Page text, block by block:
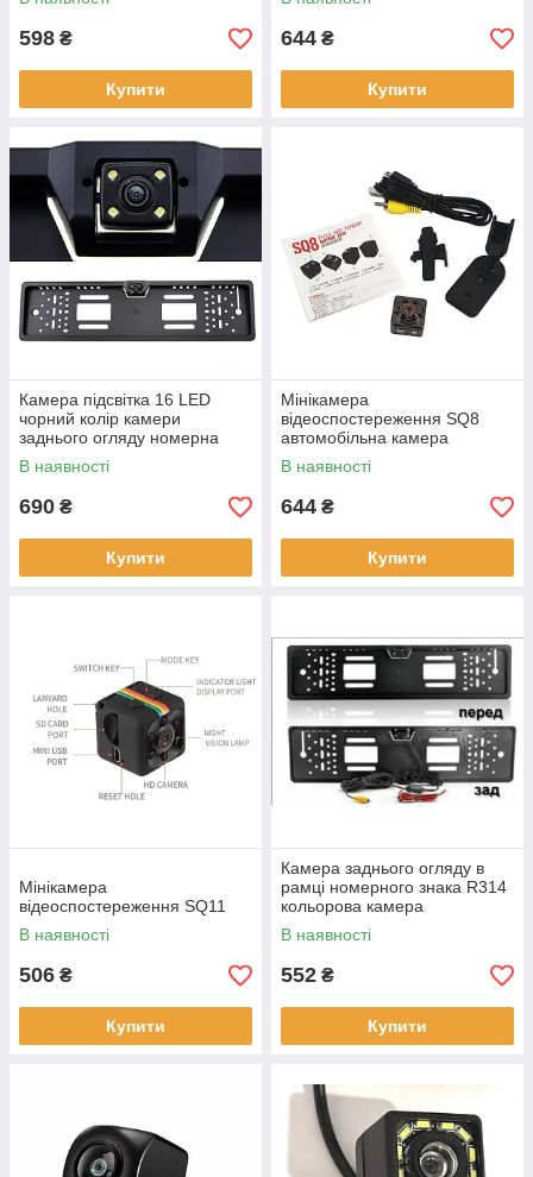
598 ₴
Купити
644 ₴
Купити
Камера підсвітка 16 LED
чорний колір камери
заднього огляду номерна
камера заднього огляду в
рамці
В наявності
690 ₴
Купити
Мінікамера
відеоспостереження SQ8
автомобільна камера
В наявності
644 ₴
Купити
Мінікамера
відеоспостереження SQ11
В наявності
506 ₴
Купити
Камера заднього огляду в
рамці номерного знака R314
кольорова камера
В наявності
552 ₴
Купити